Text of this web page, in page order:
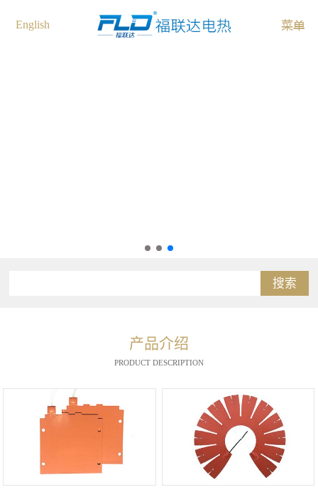
English
搜索
产品介绍
PRODUCT DESCRIPTION